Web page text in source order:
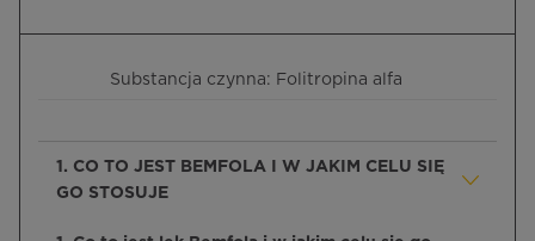
Substancja czynna: Folitropina alfa
1. CO TO JEST BEMFOLA I W JAKIM CELU SIĘ
GO STOSUJE